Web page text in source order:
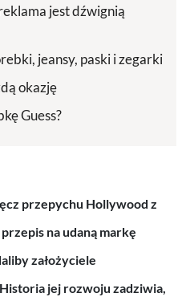
jest dźwignią
jeansy, paski i zegarki
okazję
Guess?
przepychu Hollywood z
na udaną markę
założyciele
jej rozwoju zadziwia,